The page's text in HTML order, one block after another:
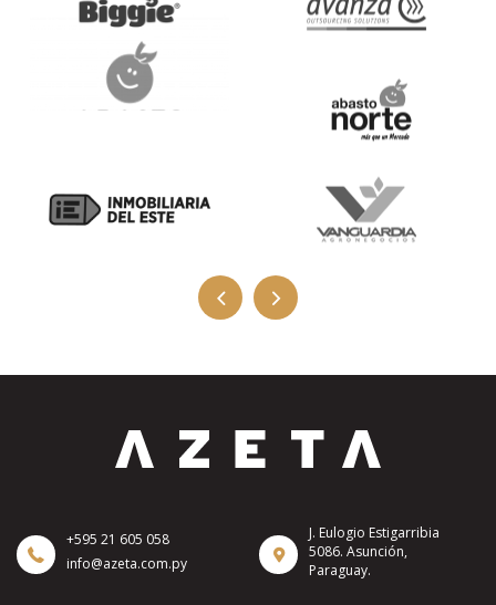
+595 21 605 058
info@azeta.com.py
J. Eulogio Estigarribia
5086. Asunción,
Paraguay.